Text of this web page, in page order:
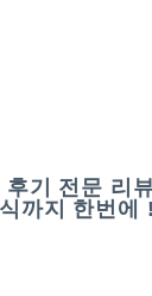
기 전문 리
까지 한번에